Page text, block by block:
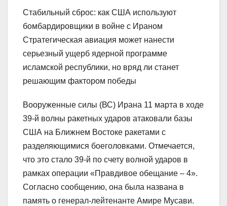
Стабильный сброс: как США используют
бомбардировщики в войне с Ираном
Стратегическая авиация может нанести
серьезный ущерб ядерной программе
исламской республики, но вряд ли станет
решающим фактором победы
Вооруженные силы (ВС) Ирана 11 марта в ходе
39-й волны ракетных ударов атаковали базы
США на Ближнем Востоке ракетами с
разделяющимися боеголовками. Отмечается,
что это стало 39-й по счету волной ударов в
рамках операции «Правдивое обещание – 4».
Согласно сообщению, она была названа в
память о генерал-лейтенанте Амире Мусави.